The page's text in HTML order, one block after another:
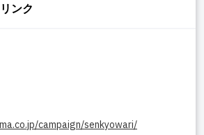
ンク
campaign/senkyowari/